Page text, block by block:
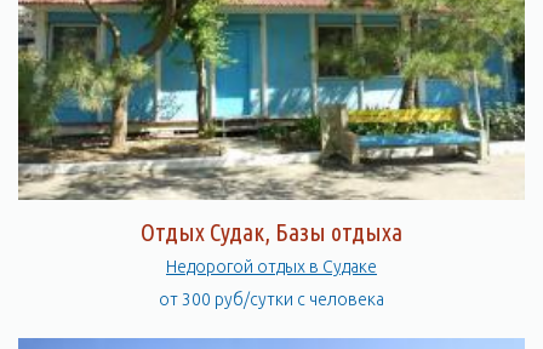
Отдых Судак, Базы отдыха
Недорогой отдых в Судаке
от 300 руб/сутки с человека